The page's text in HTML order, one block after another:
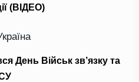
(ВІДЕО)
День Військ зв’язку та